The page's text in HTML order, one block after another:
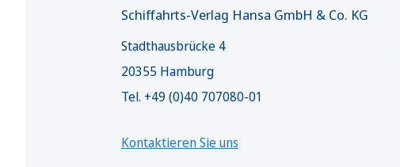
Schiffahrts-Verlag Hansa GmbH & Co. KG
Stadthausbrücke 4
20355 Hamburg
Tel. +49 (0)40 707080-01
Kontaktieren Sie uns